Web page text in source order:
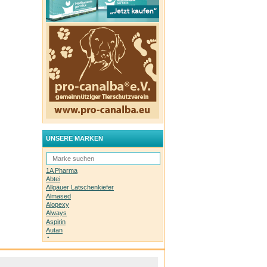
UNSERE MARKEN
1A Pharma
Abtei
Allgäuer Latschenkiefer
Almased
Alopexy
Always
Aspirin
Autan
Avene
Bachblüten-Orginal